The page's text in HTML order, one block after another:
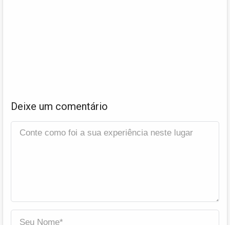
Deixe um comentário